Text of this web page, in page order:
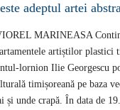
adeptul artei
MARINEASA
artiștilor plastici
lornion Ilie Georgescu
timișoreană pe baza
și unde crapă. În data de